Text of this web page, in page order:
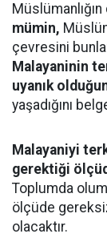
mümin,
çevresini
Malayaninin
uyanık
yaşadığını
Malayaniyi
gerektiği
Toplumda
ölçüde
olacaktır.